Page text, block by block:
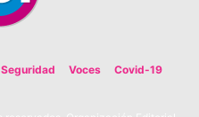
Seguridad Voces Covid-19